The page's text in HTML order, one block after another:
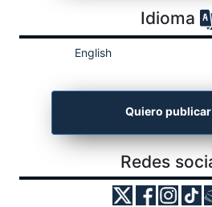
Idioma
English
Quiero publicar
Redes